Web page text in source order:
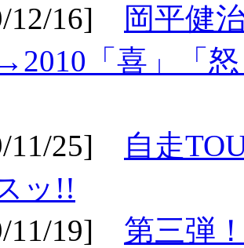
12/16]
岡平健
「喜」「
11/25]
自走
ッ!!
11/19] 第三弾